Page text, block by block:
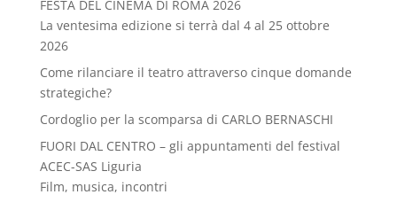
FESTA DEL CINEMA DI ROMA 2026
La ventesima edizione si terrà dal 4 al 25 ottobre
2026
Come rilanciare il teatro attraverso cinque domande
strategiche?
Cordoglio per la scomparsa di CARLO BERNASCHI
FUORI DAL CENTRO – gli appuntamenti del festival
ACEC-SAS Liguria
Film, musica, incontri